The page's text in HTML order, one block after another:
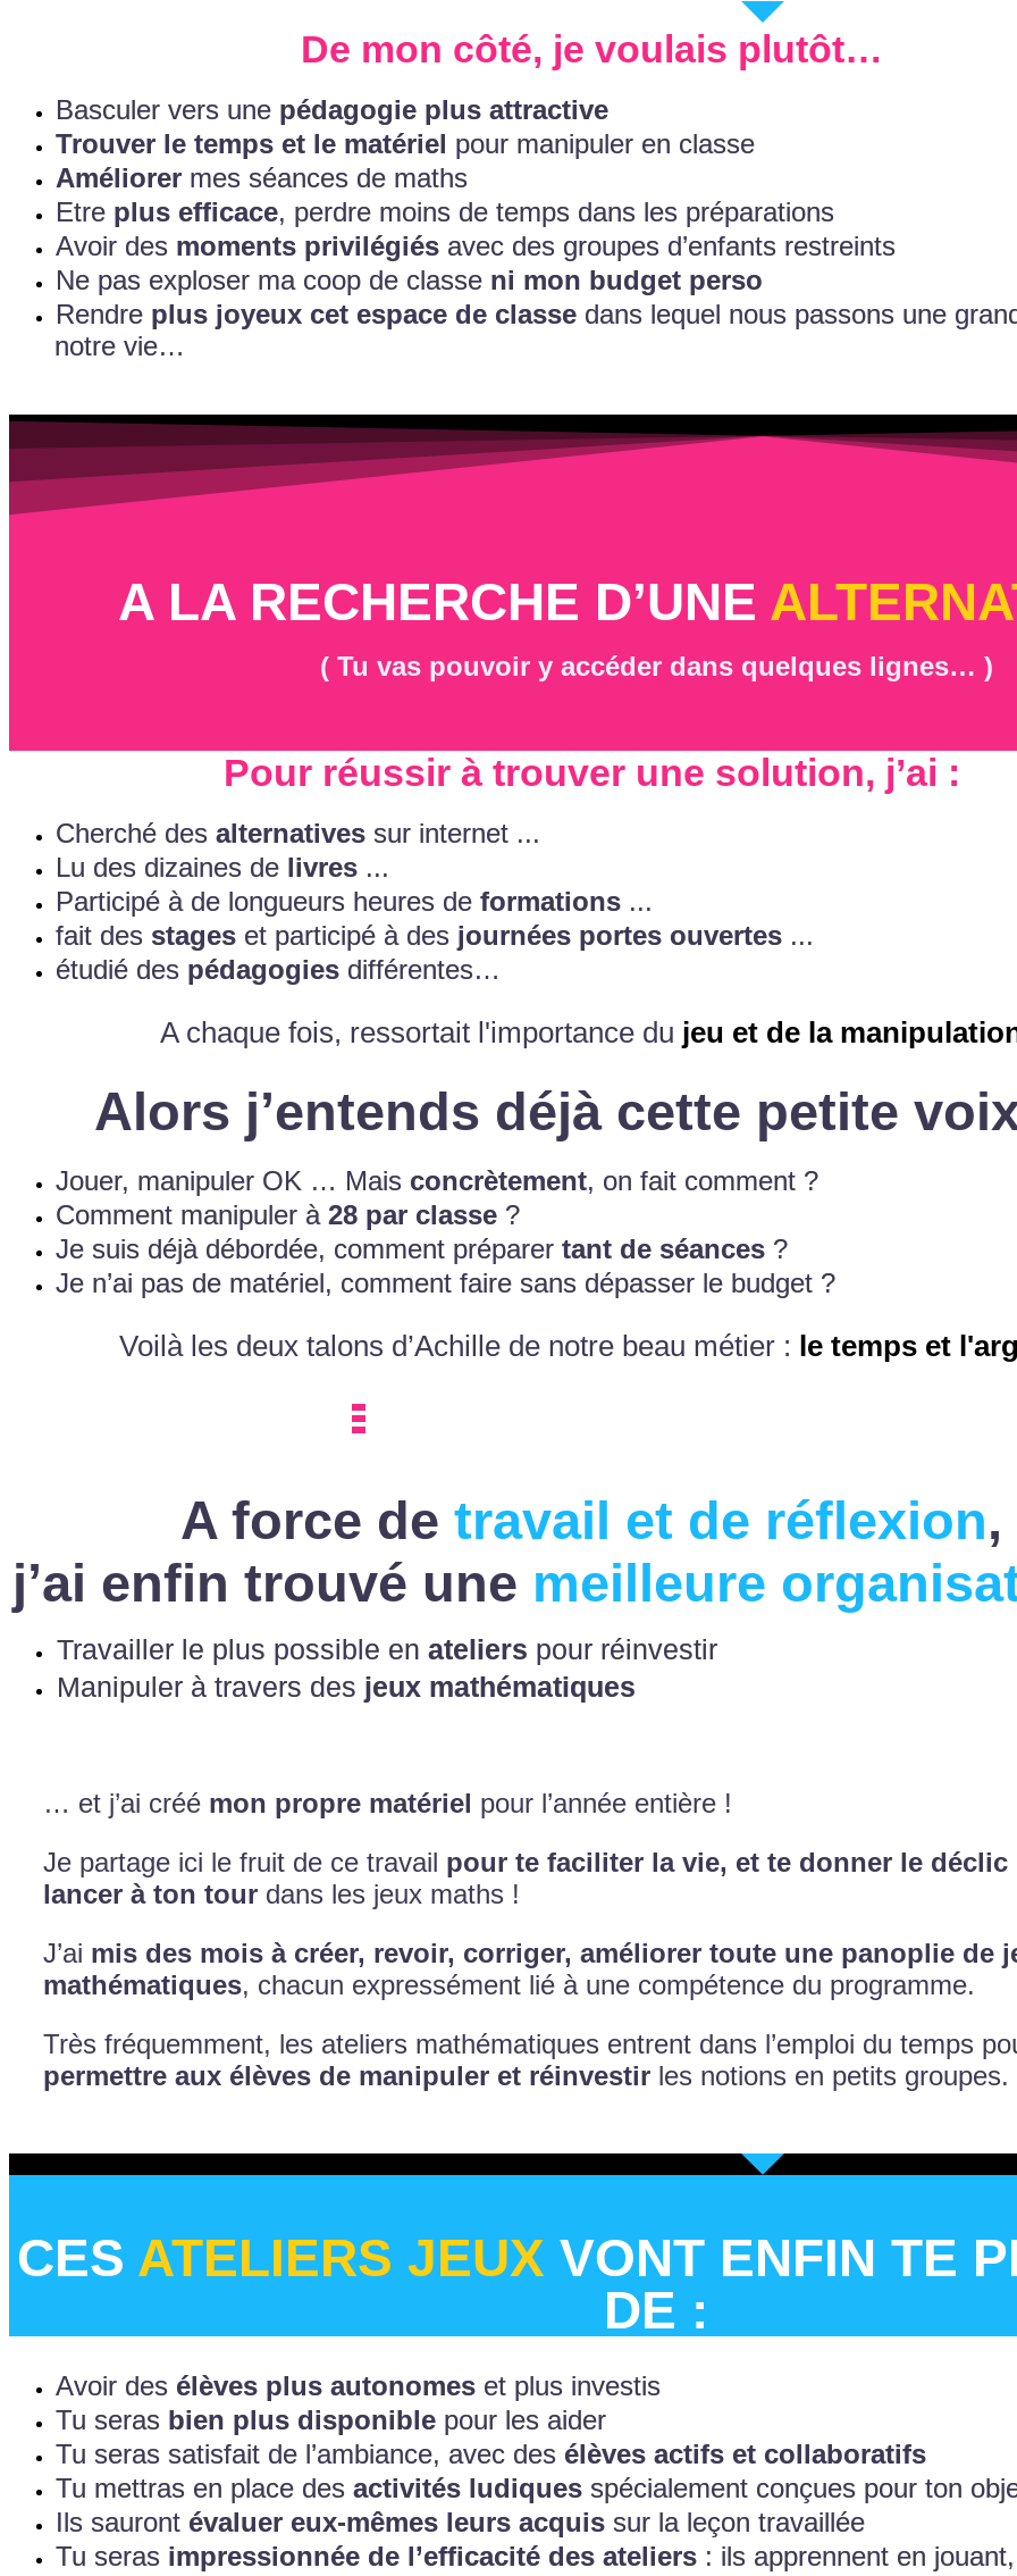
De mon côté, je voulais plutôt…
Basculer vers une pédagogie plus attractive
Trouver le temps et le matériel pour manipuler en classe
Améliorer mes séances de maths
Etre plus efficace, perdre moins de temps dans les préparations
Avoir des moments privilégiés avec des groupes d’enfants restreints
Ne pas exploser ma coop de classe ni mon budget perso
Rendre plus joyeux cet espace de classe dans lequel nous passons une
notre vie…
A LA RECHERCHE D’UNE
( Tu vas pouvoir y accéder dans quelques lignes… )
Pour réussir à trouver une solution, j’ai :
Cherché des alternatives sur internet ...
Lu des dizaines de livres ...
Participé à de longueurs heures de formations ...
fait des stages et participé à des journées portes ouvertes ...
étudié des pédagogies différentes…
A chaque fois, ressortait l'importance du jeu et de la
Alors j’entends déjà cette petite
Jouer, manipuler OK … Mais concrètement, on fait comment ?
Comment manipuler à 28 par classe ?
Je suis déjà débordée, comment préparer tant de séances ?
​Je n’ai pas de matériel, comment faire sans dépasser le budget ?
Voilà les deux talons d’Achille de notre beau métier : le temps et
A force de travail et de réflexion,
j’ai enfin trouvé une meilleure
Travailler le plus possible en ateliers pour réinvestir
Manipuler à travers des jeux mathématiques
… et j’ai créé mon propre matériel pour l’année entière !
Je partage ici le fruit de ce travail pour te faciliter la vie, et te donner le déclic
lancer à ton tour dans les jeux maths !
J’ai mis des mois à créer, revoir, corriger, améliorer toute une panoplie de
mathématiques, chacun expressément lié à une compétence du programme.
Très fréquemment, les ateliers mathématiques entrent dans l’emploi du temps
permettre aux élèves de manipuler et réinvestir les notions en petits groupes.
CES ATELIERS JEUX VONT ENFIN TE
DE :
Avoir des élèves plus autonomes et plus investis
Tu seras bien plus disponible pour les aider
Tu seras satisfait de l’ambiance, avec des élèves actifs et collaboratifs
Tu mettras en place des activités ludiques spécialement conçues pour ton
Ils sauront évaluer eux-mêmes leurs acquis sur la leçon travaillée
Tu seras impressionnée de l’efficacité des ateliers : ils apprennent en